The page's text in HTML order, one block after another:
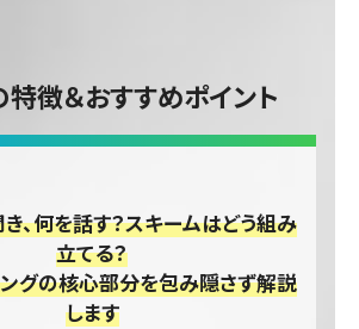
徴＆おすすめポイント
、何を話す？スキームはどう組み
立てる？
グの核心部分を包み隠さず解説
します